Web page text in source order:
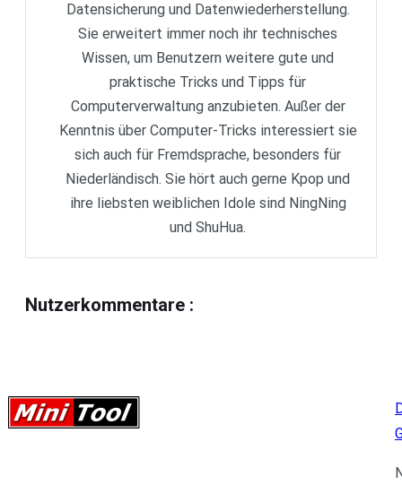
Datensicherung und Datenwiederherstellung.
Sie erweitert immer noch ihr technisches
Wissen, um Benutzern weitere gute und
praktische Tricks und Tipps für
Computerverwaltung anzubieten. Außer der
Kenntnis über Computer-Tricks interessiert sie
sich auch für Fremdsprache, besonders für
Niederländisch. Sie hört auch gerne Kpop und
ihre liebsten weiblichen Idole sind NingNing
und ShuHua.
Nutzerkommentare :